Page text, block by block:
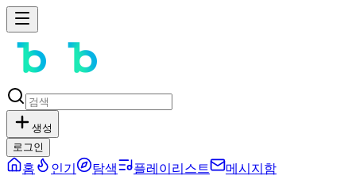
생성
로그인
홈 인기 탐색 플레이리스트 메시지함